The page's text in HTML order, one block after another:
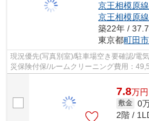
京王相模原線
京王相模原線
築22年 /
東京都町田市
現況優先(写真別室)/駐車場空き要確認/電
災保険付保/ルームクリーニング費用：
7.8万円
敷金 0
2階 /